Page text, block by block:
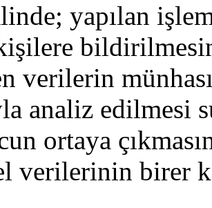
yapılan
verilerin
analiz
ortaya
verilerinin birer